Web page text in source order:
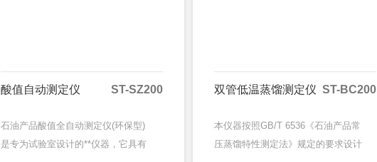
酸值自动测定仪 ST-SZ200
石油产品酸值全自动测定仪(环保型)
是专为试验室设计的**仪器，它具有
双管低温蒸馏测定仪 ST-BC200
本仪器按照GB/T 6536《石油产品常
压蒸馏特性测定法》规定的要求设计